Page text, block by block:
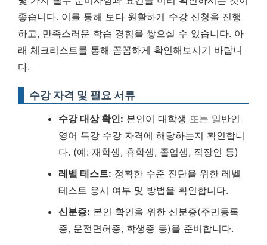
좋습니다. 이를 통해 보다 원활하게 수강 신청을 진행
하고, 만족스러운 학습 경험을 쌓으실 수 있습니다. 아
래 체크리스트를 통해 꼼꼼하게 확인해보시기 바랍니
다.
수강 자격 및 필요 서류
수강 대상 확인: 본인이 대학생 또는 일반인
영어 특강 수강 자격에 해당하는지 확인합니
다. (예: 재학생, 휴학생, 졸업생, 직장인 등)
레벨 테스트: 정확한 수준 진단을 위한 레벨
테스트 응시 여부 및 방법을 확인합니다.
신분증: 본인 확인을 위한 신분증(주민등록
증, 운전면허증, 학생증 등)을 준비합니다.